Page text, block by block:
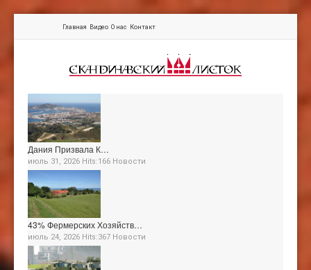
Главная Видео О нас Контакт
Дания Призвала К…
июль 31, 2026 Hits:166 Новости
43% Фермерских Хозяйств…
июль 24, 2026 Hits:367 Новости